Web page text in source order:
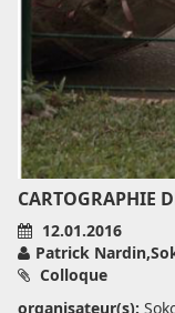
CARTOGRAPHIE
12.01.2016
Patrick
Colloque
organisateur(s):